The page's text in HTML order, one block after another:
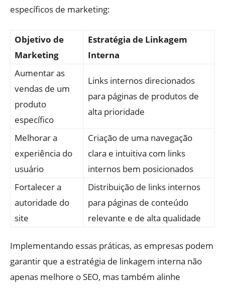
específicos de marketing:
Objetivo de
Marketing
Estratégia de Linkagem
Interna
Aumentar as
vendas de um
produto
específico
Links internos direcionados
para páginas de produtos de
alta prioridade
Melhorar a
experiência do
usuário
Criação de uma navegação
clara e intuitiva com links
internos bem posicionados
Fortalecer a
autoridade do
site
Distribuição de links internos
para páginas de conteúdo
relevante e de alta qualidade
Implementando essas práticas, as empresas podem
garantir que a estratégia de linkagem interna não
apenas melhore o SEO, mas também alinhe